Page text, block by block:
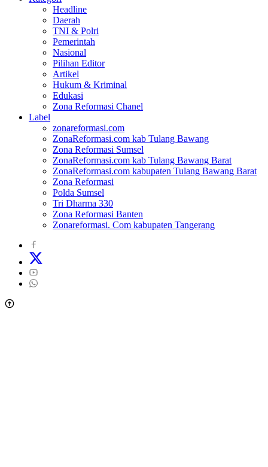
Headline
Daerah
TNI & Polri
Pemerintah
Nasional
Pilihan Editor
Artikel
Hukum & Kriminal
Edukasi
Zona Reformasi Chanel
Label
zonareformasi.com
ZonaReformasi.com kab Tulang Bawang
Zona Reformasi Sumsel
ZonaReformasi.com kab Tulang Bawang Barat
ZonaReformasi.com kabupaten Tulang Bawang Barat
Zona Reformasi
Polda Sumsel
Tri Dharma 330
Zona Reformasi Banten
Zonareformasi. Com kabupaten Tangerang